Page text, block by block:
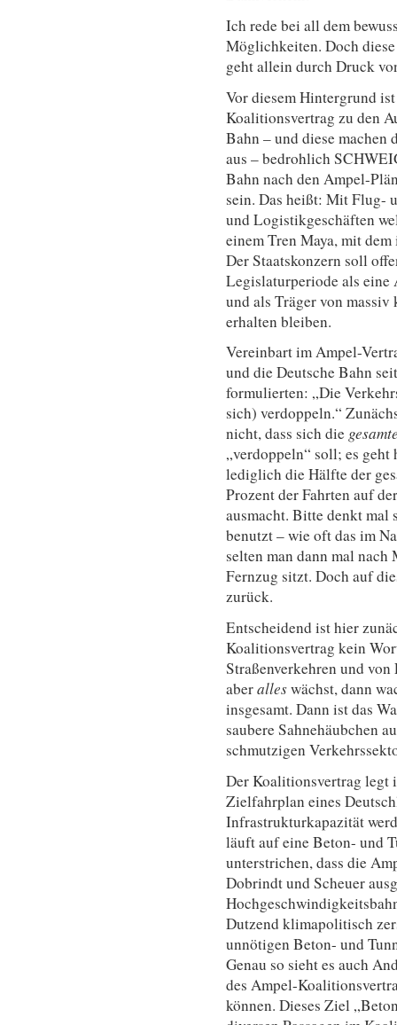
Ich rede bei all dem
Möglichkeiten. Doch
geht allein durch Druck
Vor diesem Hintergrund
Koalitionsvertrag zu den
Bahn – und diese machen
aus – bedrohlich
Bahn nach den Ampel-
sein. Das heißt: Mit Flug-
und Logistikgeschäften
einem Tren Maya, mit
Der Staatskonzern soll
Legislaturperiode als
und als Träger von
erhalten bleiben.
Vereinbart im Ampel-
und die Deutsche Bahn
formulierten: „Die
sich) verdoppeln.“
nicht, dass sich die
„verdoppeln“ soll; es geht
lediglich die Hälfte der
Prozent der Fahrten auf
ausmacht. Bitte denkt mal
benutzt – wie oft das im
selten man dann mal
Fernzug sitzt. Doch auf
zurück.
Entscheidend ist hier
Koalitionsvertrag kein
Straßenverkehren und
aberalleswächst, dann
insgesamt. Dann ist das
saubere Sahnehäubchen
schmutzigen
Der Koalitionsvertrag legt
Zielfahrplan eines
Infrastrukturkapazität
läuft auf eine Beton- und
unterstrichen, dass die
Dobrindt und Scheuer
Dutzend klimapolitisch
unnötigen Beton- und
Genau so sieht es auch
des Ampel-
können. Dieses Ziel